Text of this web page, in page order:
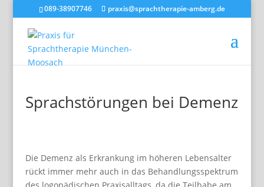
089-38907746 praxis@sprachtherapie-amberg.de
Sprachstörungen bei Demenz
Die Demenz als Erkrankung im höheren Lebensalter
rückt immer mehr auch in das Behandlungsspektrum